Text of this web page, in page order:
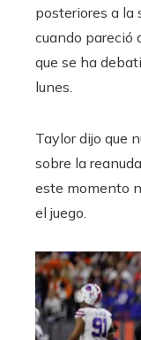
posteriores a la
cuando pareció
que se ha
lunes.
Taylor dijo que
sobre la
este momento
el juego.